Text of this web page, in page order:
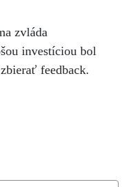
zvláda
investíciou bol
feedback.